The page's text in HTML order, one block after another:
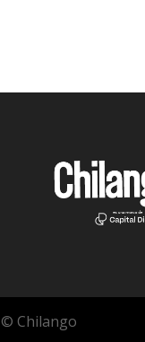
© Chilango